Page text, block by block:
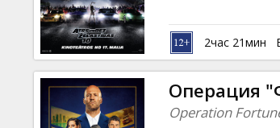
фильма будет
Лондона и от
скорость,
языке с
2час 21мин
Oперация
Operation